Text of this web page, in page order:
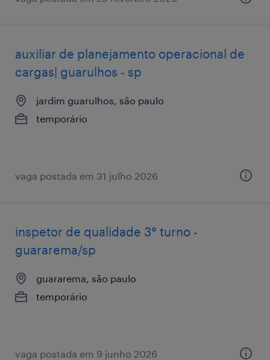
auxiliar de planejamento operacional de
cargas| guarulhos - sp
jardim guarulhos, são paulo
temporário
vaga postada em 31 julho 2026
inspetor de qualidade 3° turno -
guararema/sp
guararema, são paulo
temporário
vaga postada em 9 junho 2026